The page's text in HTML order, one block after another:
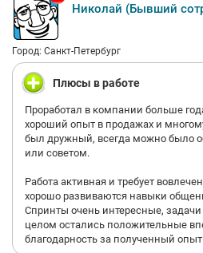
Николай (Бывший
Город: Санкт-Петербург
Плюсы в работе
Проработал в компании больше
хороший опыт в продажах и
был дружный, всегда можно было
или советом.
Работа активная и требует
хорошо развиваются навыки
Спринты очень интересные, задачи
целом остались положительные
благодарность за полученный